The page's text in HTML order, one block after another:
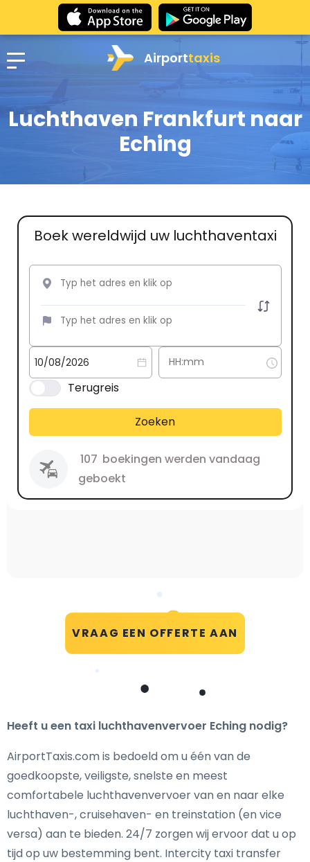
Airporttaxis
Luchthaven Frankfurt naar
Eching
Boek wereldwijd uw luchthaventaxi
Terugreis
Zoeken
107 boekingen werden vandaag
geboekt
VRAAG EEN OFFERTE AAN
Heeft u een taxi luchthavenvervoer Eching nodig?
AirportTaxis.com is bedoeld om u één van de
goedkoopste, veiligste, snelste en meest
comfortabele luchthavenvervoer van en naar elke
luchthaven-, cruisehaven- en treinstation (en vice
versa) aan te bieden. 24/7 zorgen wij ervoor dat u op
tijd op uw bestemming bent. Intercity taxi transfer